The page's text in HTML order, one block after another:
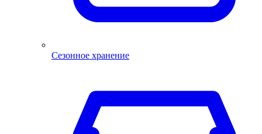
Сезонное хранение